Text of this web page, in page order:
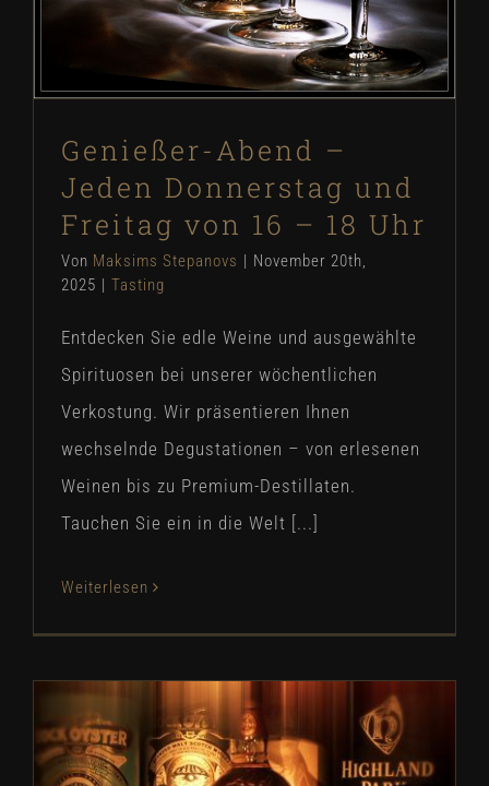
Genießer-Abend –
Jeden Donnerstag und
Freitag von 16 – 18 Uhr
Von Maksims Stepanovs | November 20th,
2025 | Tasting
Entdecken Sie edle Weine und ausgewählte
Spirituosen bei unserer wöchentlichen
Verkostung. Wir präsentieren Ihnen
wechselnde Degustationen – von erlesenen
Weinen bis zu Premium-Destillaten.
Tauchen Sie ein in die Welt [...]
Weiterlesen